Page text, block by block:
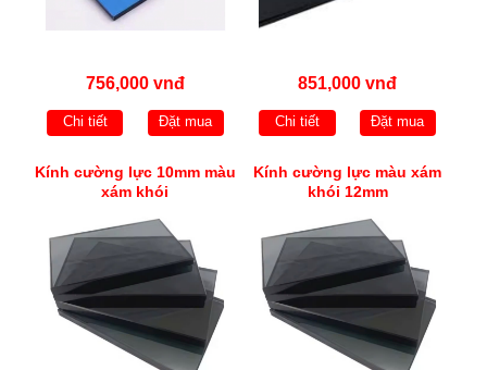
756,000 vnđ
Chi tiết Đặt mua
851,000 vnđ
Chi tiết Đặt mua
Kính cường lực 10mm màu
xám khói
Kính cường lực màu xám
khói 12mm